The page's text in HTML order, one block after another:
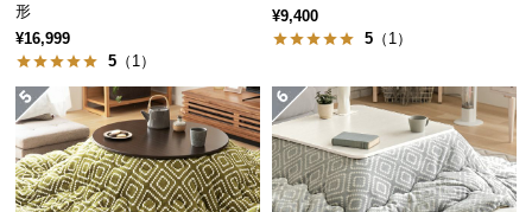
ン
セ
ル
に
つ
い
て
形
¥16,999
5 （1）
¥9,400
5 （1）